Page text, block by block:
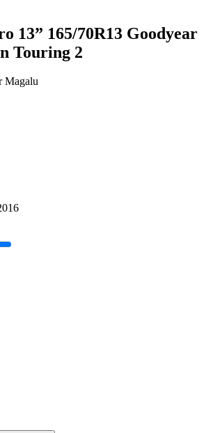
13” 165/70R13 Goodyear
Touring 2
Magalu